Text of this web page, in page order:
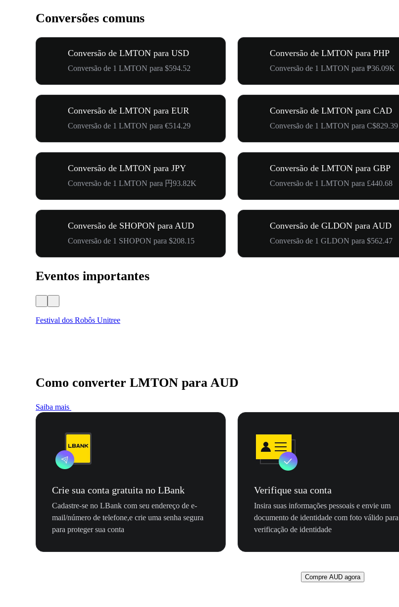
Conversões comuns
Conversão de LMTON para USD
Conversão de 1 LMTON para $594.52
Conversão de LMTON para PHP
Conversão de 1 LMTON para ₱36.09K
Conversão de LMTON para EUR
Conversão de 1 LMTON para €514.29
Conversão de LMTON para CAD
Conversão de 1 LMTON para C$829.39
Conversão de LMTON para JPY
Conversão de 1 LMTON para 円93.82K
Conversão de LMTON para GBP
Conversão de 1 LMTON para £440.68
Conversão de SHOPON para AUD
Conversão de 1 SHOPON para $208.15
Conversão de GLDON para AUD
Conversão de 1 GLDON para $562.47
Eventos importantes
Festival dos Robôs Unitree
Como converter LMTON para AUD
Saiba mais
Crie sua conta gratuita no LBank
Cadastre-se no LBank com seu endereço de e-
mail/número de telefone,e crie uma senha segura
para proteger sua conta
Verifique sua conta
Insira suas informações pessoais e envie um
documento de identidade com foto válido para
verificação de identidade
Compre AUD agora